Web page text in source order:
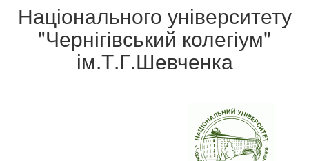
Національного університету
"Чернігівський колегіум"
ім.Т.Г.Шевченка